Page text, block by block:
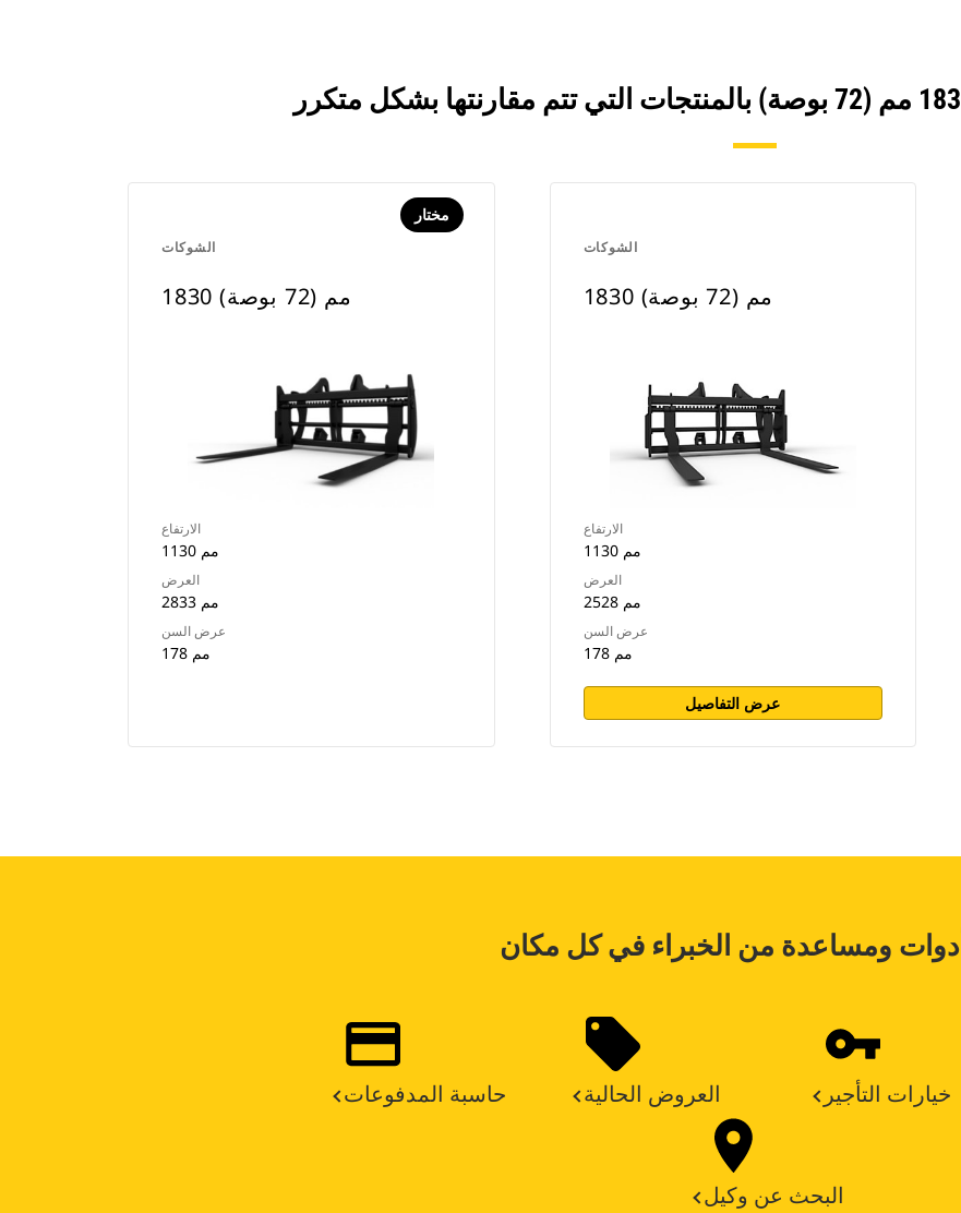
الشوكات
مختار
1830 مم (72 بوصة)
الارتفاع
1130 مم
العرض
2833 مم
عرض السن
178 مم
الشوكات
1830 مم (72 بوصة)
الارتفاع
1130 مم
العرض
2528 مم
عرض السن
178 مم
عرض التفاصيل
أدوات ومساعدة من الخبراء في كل مكان
حاسبة المدفوعات العروض الحالية خيارات التأجير
البحث عن وكيل